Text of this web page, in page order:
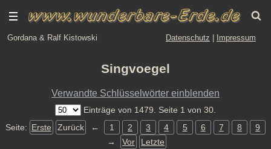
Gordana & Ralf Kistowski Datenschutz Impressum
Singvoegel
Verwandte Schlüsselwörter einblenden
Einträge von 1479. Seite 1 von 30.
Seite: Erste Zurück ← 1 2 3 4 5 6 7 8
9
→
Vor Letzte